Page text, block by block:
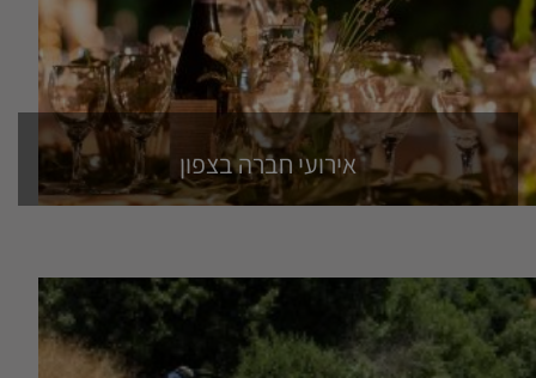
אירועי חברה בצפון